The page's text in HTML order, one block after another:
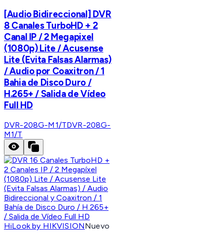
[Audio Bidireccional] DVR
8 Canales TurboHD + 2
Canal IP / 2 Megapixel
(1080p) Lite / Acusense
Lite (Evita Falsas Alarmas)
/ Audio por Coaxitron / 1
Bahia de Disco Duro /
H.265+ / Salida de Vídeo
Full HD
DVR-208G-M1/TDVR-208G-
M1/T
HiLook by HIKVISIONNuevo